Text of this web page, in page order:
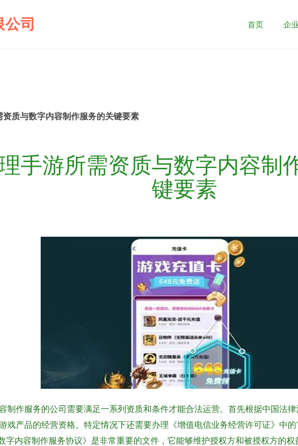
司 首页 企
资质与数字内容制作服务的关键要素
手游所需资质与数字内容制
键要素
制作服务的公司需要满足一系列资质和条件才能合法运营。首先根据中国法
戏产品的经营资格。特定情况下还需要办理《增值电信业务经营许可证》中
内容制作服务协议》是非常重要的文件，它能够维护授权方和被授权方的